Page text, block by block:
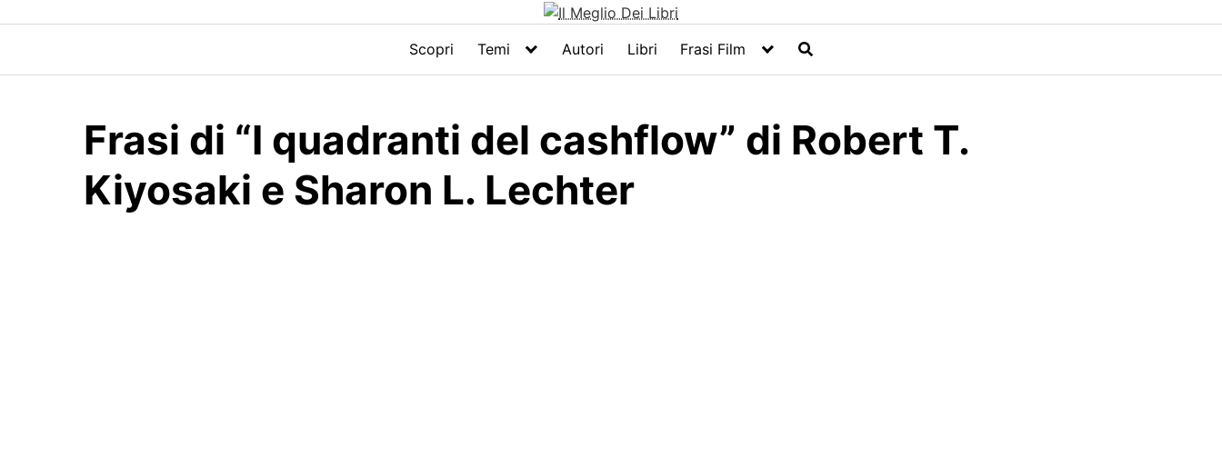
Scopri Temi Autori Libri Frasi Film
Frasi di “I quadranti del cashflow” di Robert T.
Kiyosaki e Sharon L. Lechter